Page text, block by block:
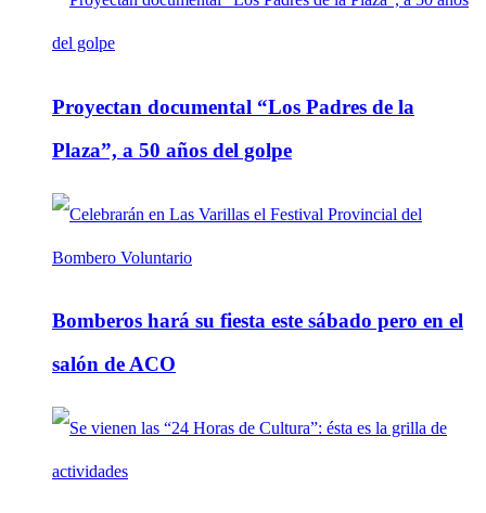
Proyectan documental “Los Padres de la
Plaza”, a 50 años del golpe
Bomberos hará su fiesta este sábado pero en el
salón de ACO